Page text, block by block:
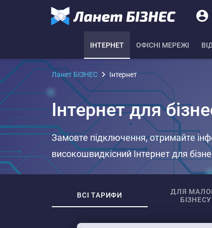
IНТЕРНЕТ ОФІСНІ МЕРЕЖІ
Ланет БІЗНЕС Iнтернет
Інтернет для
Замовте підключення, отримайте
високошвидкісний Інтернет для
ВСІ ТАРИФИ
ДЛЯ
БІЗНЕСУ